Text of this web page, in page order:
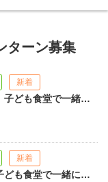
ターン募集
新着
【大阪・東住吉区・継続のみ】子ども食堂で一緒に活動しませんか？
新着
【大阪・八尾市・継続のみ】子ども食堂で一緒に活動しませんか？